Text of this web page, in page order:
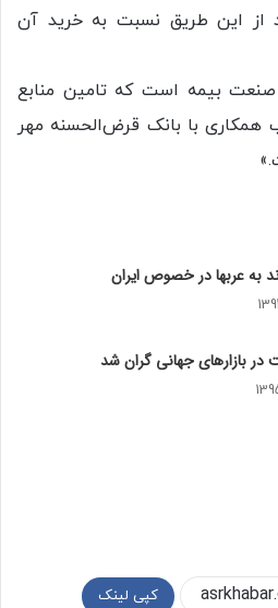
از این طریق نسبت به خرید آن
صنعت بیمه است که تامین منابع
همکاری با بانک قرض‌الحسنه مهر
به عربها در خصوص ایران
بازارهای جهانی گران شد
کپی لینک